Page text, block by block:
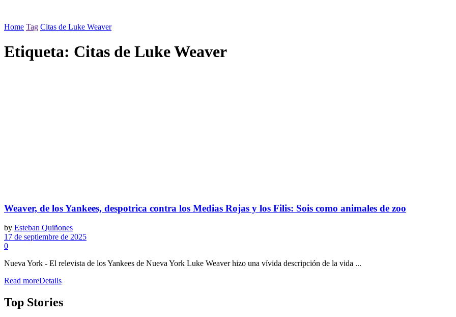
Home Tag Citas de Luke Weaver
Etiqueta: Citas de Luke Weaver
Weaver, de los Yankees, despotrica contra los Medias Rojas y los Filis: Sois como animales de zoo
by Esteban Quiñones
17 de septiembre de 2025
0
Nueva York - El relevista de los Yankees de Nueva York Luke Weaver hizo una vívida descripción de la vida ...
Read moreDetails
Top Stories